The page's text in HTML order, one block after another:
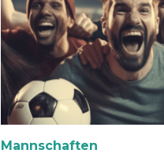
Mannschaften